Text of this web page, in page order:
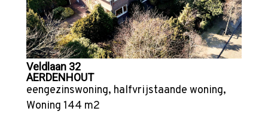
Veldlaan 32
AERDENHOUT
eengezinswoning, halfvrijstaande woning,
Woning 144 m2